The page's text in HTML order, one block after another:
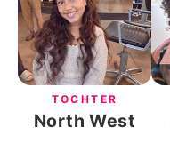
TOCHTER
North West